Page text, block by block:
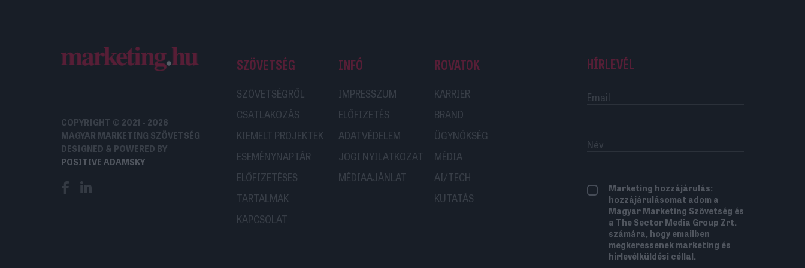
COPYRIGHT © 2021 - 2026
MAGYAR MARKETING SZÖVETSÉG
DESIGNED & POWERED BY
POSITIVE ADAMSKY
SZÖVETSÉG
SZÖVETSÉGRŐL
CSATLAKOZÁS
KIEMELT PROJEKTEK
ESEMÉNYNAPTÁR
ELŐFIZETÉSES
TARTALMAK
KAPCSOLAT
INFÓ
IMPRESSZUM
ELŐFIZETÉS
ADATVÉDELEM
JOGI NYILATKOZAT
MÉDIAAJÁNLAT
ROVATOK
KARRIER
BRAND
ÜGYNÖKSÉG
MÉDIA
AI/TECH
KUTATÁS
HÍRLEVÉL
Marketing hozzájárulás:
hozzájárulásomat adom a
Magyar Marketing Szövetség és
a The Sector Media Group Zrt.
számára, hogy emailben
megkeressenek marketing és
hírlevélküldési céllal.